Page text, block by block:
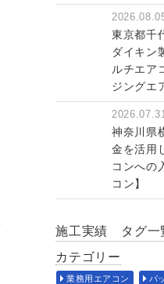
東京都千
ダイキン
ルチエア
ジングエ
神奈川県
金を活用
コンへの
コン】
施工実績 タグ一
カテゴリー
業務用エアコン パ